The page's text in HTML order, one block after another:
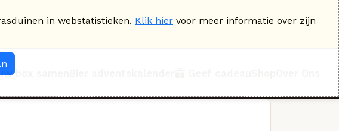
box samen
in webstatistieken. Klik hier voor meer informatie over zijn